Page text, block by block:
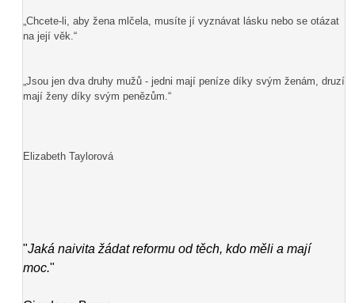
„Chcete-li, aby žena mlčela, musíte jí vyznávat lásku nebo se otázat
na její věk.“
„Jsou jen dva druhy mužů - jedni mají peníze díky svým ženám, druzí
mají ženy díky svým penězům.“
Elizabeth Taylorová
"Jaká naivita žádat reformu od těch, kdo měli a mají
moc."